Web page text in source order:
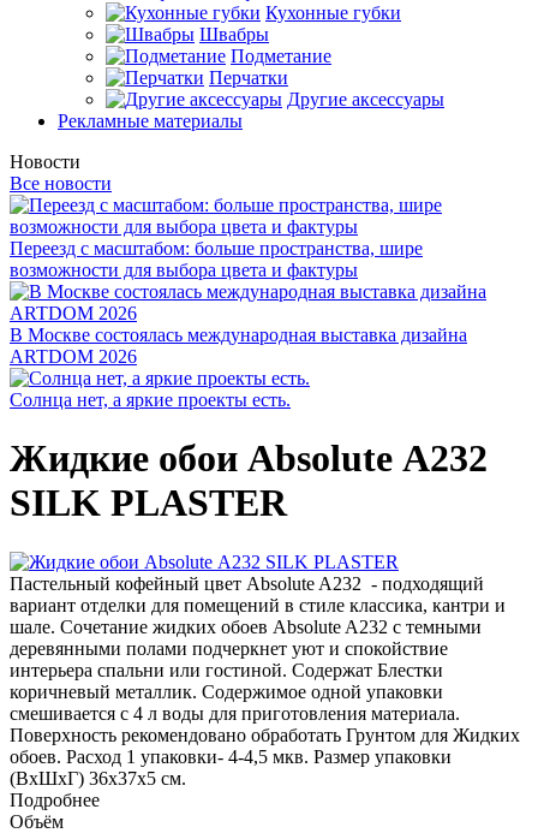
Кухонные губки
Швабры
Подметание
Перчатки
Другие аксессуары
Рекламные материалы
Новости
Все новости
Переезд с масштабом: больше пространства, шире
возможности для выбора цвета и фактуры
В Москве состоялась международная выставка дизайна
ARTDOM 2026
Солнца нет, а яркие проекты есть.
Жидкие обои Absolute А232
SILK PLASTER
Пастельный кофейный цвет Absolute A232 - подходящий
вариант отделки для помещений в стиле классика, кантри и
шале. Сочетание жидких обоев Absolute A232 с темными
деревянными полами подчеркнет уют и спокойствие
интерьера спальни или гостиной. Содержат Блестки
коричневый металлик. Содержимое одной упаковки
смешивается с 4 л воды для приготовления материала.
Поверхность рекомендовано обработать Грунтом для Жидких
обоев. Расход 1 упаковки- 4-4,5 мкв. Размер упаковки
(ВхШхГ) 36х37х5 см.
Подробнее
Объём